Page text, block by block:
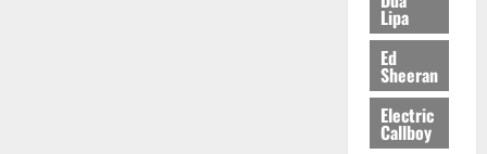
Lipa
Ed
Sheeran
Electric
Callboy